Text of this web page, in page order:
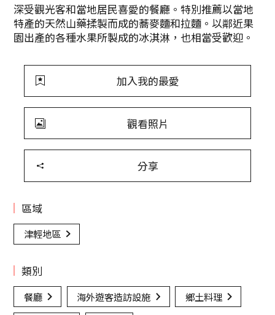
深受觀光客和當地居民喜愛的餐廳。特別推薦以當地
特產的天然山藥揉製而成的蕎麥麵和拉麵。以鄰近果
園出產的各種水果所製成的冰淇淋，也相當受歡迎。
加入我的最愛
觀看照片
分享
區域
津輕地區
類別
餐廳 海外遊客造訪設施
鄉土料理